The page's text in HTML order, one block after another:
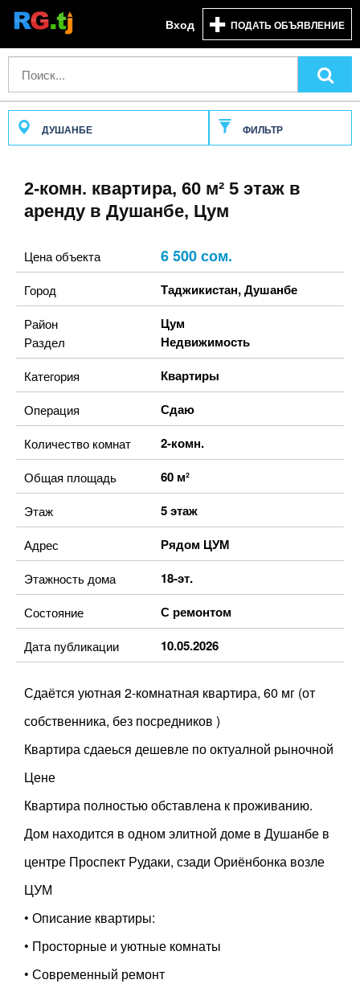
Вход ПОДАТЬ ОБЪЯВЛЕНИЕ
ДУШАНБЕ ФИЛЬТР
2-комн. квартира, 60 м² 5 этаж в
аренду в Душанбе, Цум
Цена объекта 6 500 сом.
Город Таджикистан,Душанбе
Район Цум
Раздел Недвижимость
Категория Квартиры
Операция Сдаю
Количество комнат 2-комн.
Общая площадь 60 м²
Этаж 5 этаж
Адрес Рядом ЦУМ
Этажность дома 18-эт.
Состояние С ремонтом
Дата публикации 10.05.2026
Сдаётся уютная 2-комнатная квартира, 60 мг (от
собственника, без посредников )
Квартира сдаеься дешевле по октуалной рыночной
Цене
Квартира полностью обставлена к проживанию.
Дом находится в одном элитной доме в Душанбе в
центре Проспект Рудаки, сзади Ориёнбонка возле
ЦУМ
• Описание квартиры:
• Просторные и уютные комнаты
• Современный ремонт